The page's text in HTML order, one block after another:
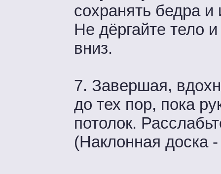
сохранять бедра
Не дёргайте тело
вниз.
7. Завершая,
до тех пор, пока
потолок.
(Наклонная доска